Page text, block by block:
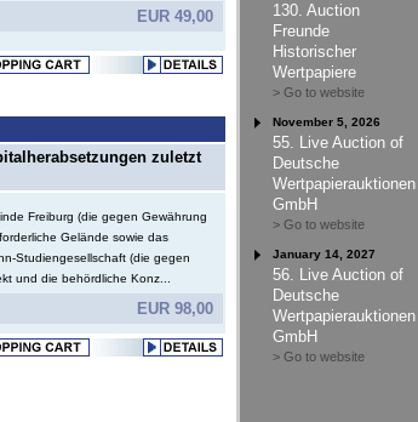
EUR 49,00
zuletzt
Freiburg (die gegen Gewährung
Gelände sowie das
Studiengesellschaft (die gegen
und die behördliche Konz...
EUR 98,00
130. Auction
Freunde
Historischer
Wertpapiere
> Go to website
November 5, 2026
55. Live Auction of
Deutsche
Wertpapierauktionen
GmbH
> Go to website
January 14, 2027
56. Live Auction of
Deutsche
Wertpapierauktionen
GmbH
> Go to website